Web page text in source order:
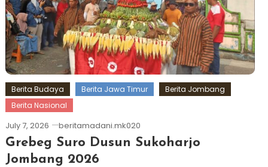
Berita Budaya Berita Jawa Timur
Berita Jombang
Berita Nasional
July 7, 2026 beritamadani.mk020
Grebeg Suro Dusun Sukoharjo
Jombang 2026